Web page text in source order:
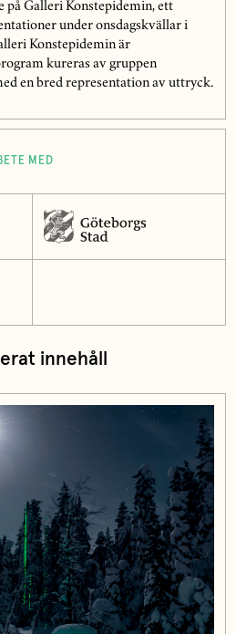
på Galleri Konstepidemin, ett
under onsdagskvällar i
Konstepidemin är
kureras av gruppen
en bred representation av uttryck.
MED
innehåll